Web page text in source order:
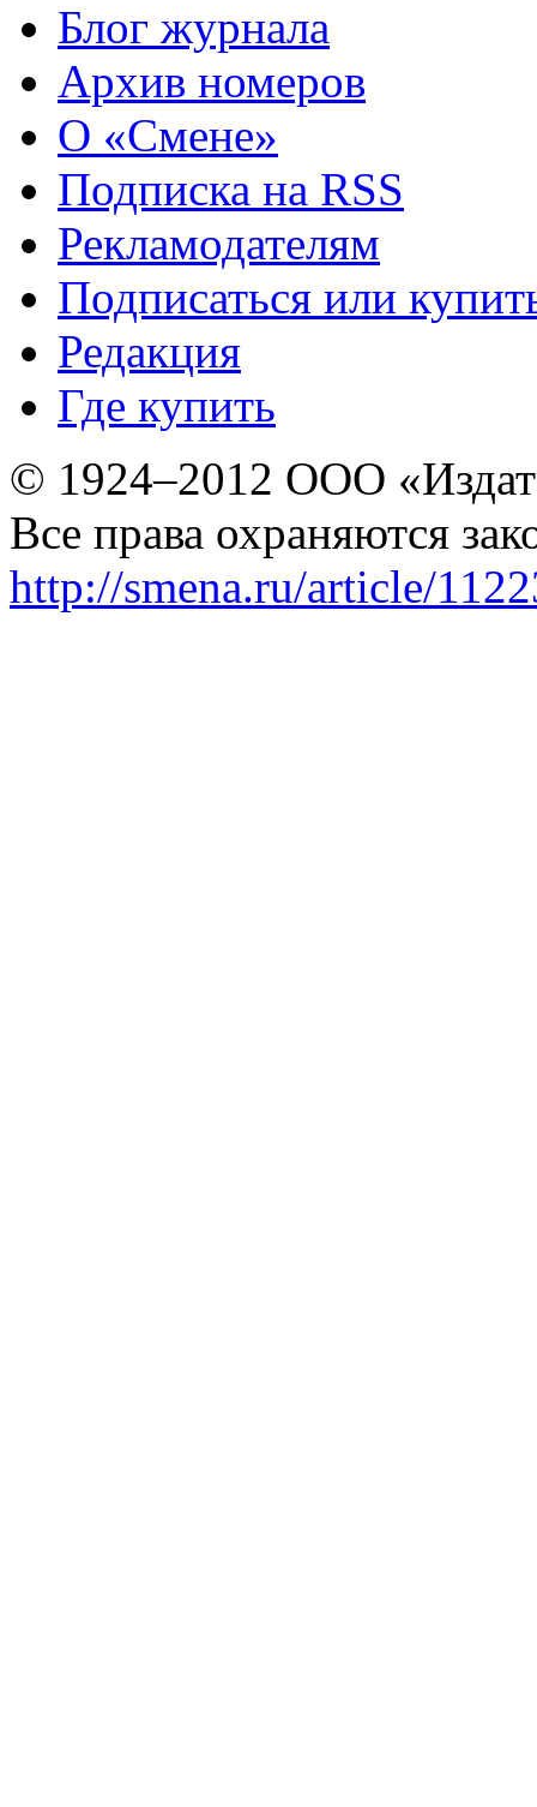
Блог журнала
Архив номеров
О «Смене»
Подписка на RSS
Рекламодателям
Подписаться или
Редакция
Где купить
© 1924–2012 ООО
Все права охраняются
http://smena.ru/article/